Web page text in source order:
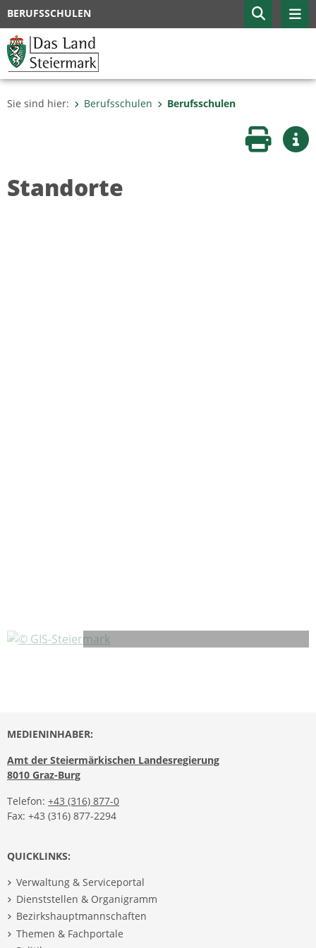
BERUFSSCHULEN
Sie sind hier: Berufsschulen Berufsschulen
Seite
Standorte
MEDIENINHABER:
Amt der Steiermärkischen Landesregierung
8010 Graz-Burg
Telefon: +43 (316) 877-0
Fax: +43 (316) 877-2294
QUICKLINKS:
Verwaltung & Serviceportal
Dienststellen & Organigramm
Bezirkshauptmannschaften
Themen & Fachportale